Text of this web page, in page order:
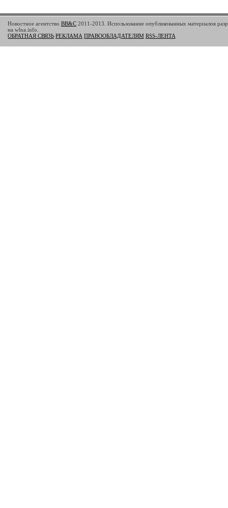
Новостное агентство BB&C 2011-2013. Использование опубликованных материалов
на wlna.info.
ОБРАТНАЯ СВЯЗЬ РЕКЛАМА ПРАВООБЛАДАТЕЛЯМ RSS-ЛЕНТА